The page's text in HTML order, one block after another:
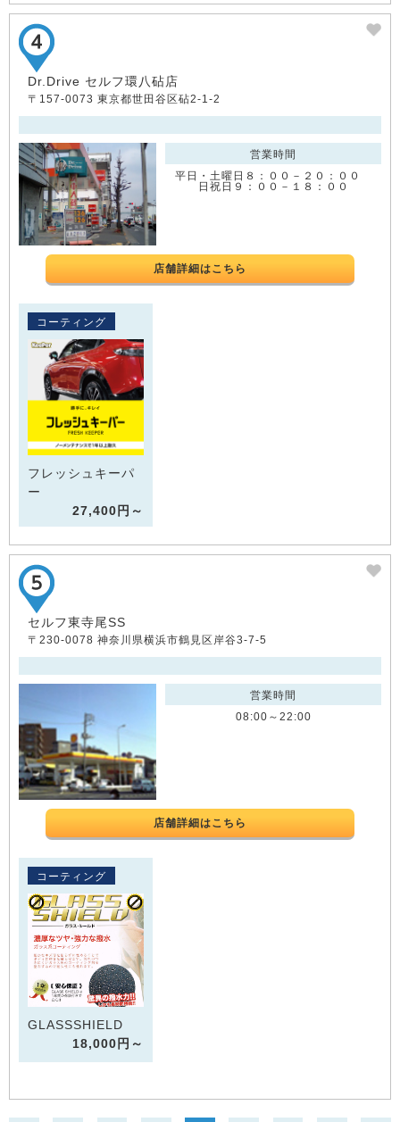
Dr.Drive セルフ環八砧店
〒157-0073 東京都世田谷区砧2-1-2
営業時間
平日・土曜日８：００－２０：００
日祝日９：００－１８：００
店舗詳細はこちら
コーティング
フレッシュキーパ
ー
27,400円～
セルフ東寺尾SS
〒230-0078 神奈川県横浜市鶴見区岸谷3-7-5
営業時間
08:00～22:00
店舗詳細はこちら
コーティング
GLASSSHIELD
18,000円～